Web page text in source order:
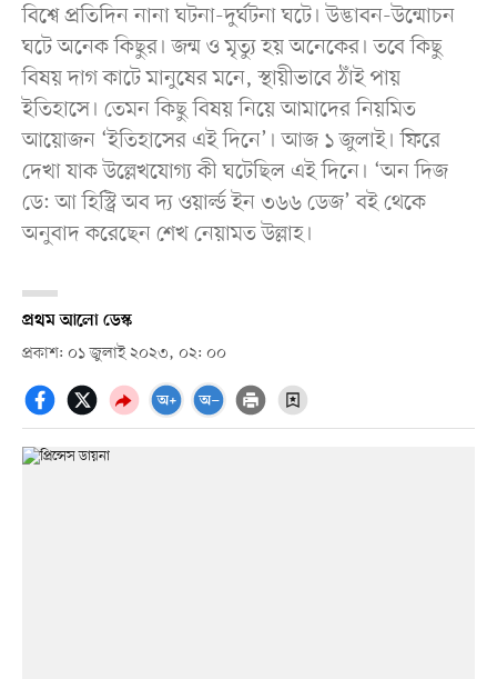
বিশ্বে প্রতিদিন নানা ঘটনা-দুর্ঘটনা ঘটে। উদ্ভাবন-উন্মোচন
ঘটে অনেক কিছুর। জন্ম ও মৃত্যু হয় অনেকের। তবে কিছু
বিষয় দাগ কাটে মানুষের মনে, স্থায়ীভাবে ঠাঁই পায়
ইতিহাসে। তেমন কিছু বিষয় নিয়ে আমাদের নিয়মিত
আয়োজন ‘ইতিহাসের এই দিনে’। আজ ১ জুলাই। ফিরে
দেখা যাক উল্লেখযোগ্য কী ঘটেছিল এই দিনে। ‘অন দিজ
ডে: আ হিস্ট্রি অব দ্য ওয়ার্ল্ড ইন ৩৬৬ ডেজ’ বই থেকে
অনুবাদ করেছেন শেখ নেয়ামত উল্লাহ।
প্রথম আলো ডেস্ক
প্রকাশ: ০১ জুলাই ২০২৩, ০২: ০০